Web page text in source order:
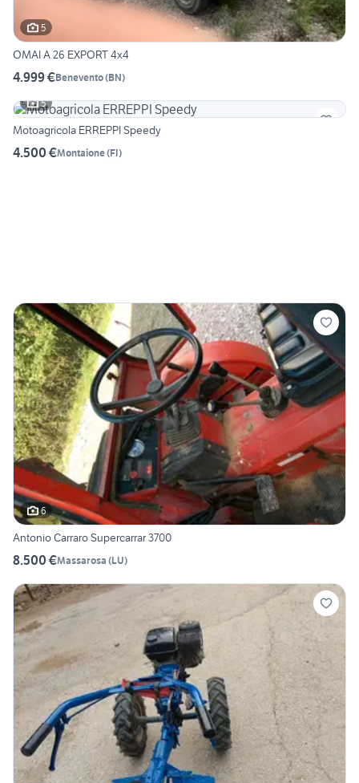
5
OMAI A 26 EXPORT 4x4
4.999 €Benevento(BN)
5
Motoagricola ERREPPI Speedy
4.500 €Montaione(FI)
6
Antonio Carraro Supercarrar 3700
8.500 €Massarosa (LU)